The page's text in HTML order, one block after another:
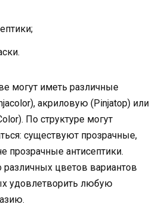
могут иметь различные
акриловую (Pinjatop) или
По структуре могут
существуют прозрачные,
прозрачные антисептики.
цветов вариантов
удовлетворить любую